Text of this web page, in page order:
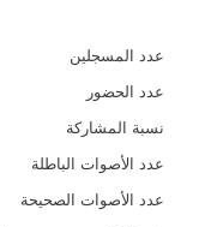
عدد المسجلين
عدد الحضور
نسبة المشاركة
عدد الأصوات الباطلة
عدد الأصوات الصحيحة